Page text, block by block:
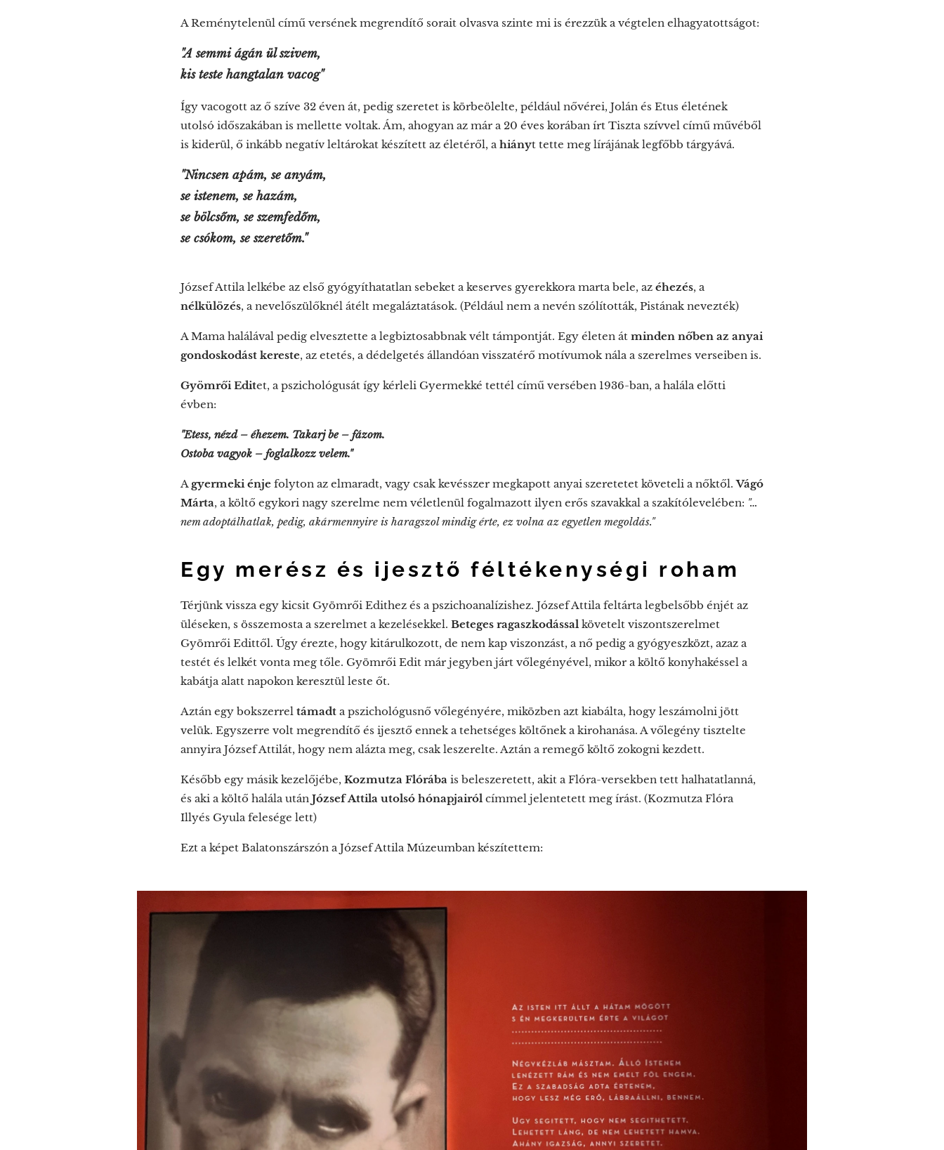
A Reménytelenül című versének megrendítő sorait olvasva szinte mi is érezzük a végtelen elhagyatottságot:
"A semmi ágán ül szivem,
kis teste hangtalan vacog"
Így vacogott az ő szíve 32 éven át, pedig szeretet is körbeölelte, például nővérei, Jolán és Etus életének
utolsó időszakában is mellette voltak. Ám, ahogyan az már a 20 éves korában írt Tiszta szívvel című művéből
is kiderül, ő inkább negatív leltárokat készített az életéről, a hiányt tette meg lírájának legfőbb tárgyává.
"Nincsen apám, se anyám,
se istenem, se hazám,
se bölcsőm, se szemfedőm,
se csókom, se szeretőm."
József Attila lelkébe az első gyógyíthatatlan sebeket a keserves gyerekkora marta bele, az éhezés, a
nélkülözés, a nevelőszülőknél átélt megaláztatások. (Például nem a nevén szólították, Pistának nevezték)
A Mama halálával pedig elvesztette a legbiztosabbnak vélt támpontját. Egy életen át minden nőben az anyai
gondoskodást kereste, az etetés, a dédelgetés állandóan visszatérő motívumok nála a szerelmes verseiben is.
Gyömrői Editet, a pszichológusát így kérleli Gyermekké tettél című versében 1936-ban, a halála előtti
évben:
"Etess, nézd – éhezem. Takarj be – fázom.
Ostoba vagyok – foglalkozz velem."
A gyermeki énje folyton az elmaradt, vagy csak kevésszer megkapott anyai szeretetet követeli a nőktől.Vágó
Márta, a költő egykori nagy szerelme nem véletlenül fogalmazott ilyen erős szavakkal a szakítólevelében: "…
nem adoptálhatlak, pedig, akármennyire is haragszol mindig érte, ez volna az egyetlen megoldás."
Egy merész és ijesztő féltékenységi roham
Térjünk vissza egy kicsit Gyömrői Edithez és a pszichoanalízishez. József Attila feltárta legbelsőbb énjét az
üléseken, s összemosta a szerelmet a kezelésekkel. Beteges ragaszkodással követelt viszontszerelmet
Gyömrői Edittől. Úgy érezte, hogy kitárulkozott, de nem kap viszonzást, a nő pedig a gyógyeszközt, azaz a
testét és lelkét vonta meg tőle. Gyömrői Edit már jegyben járt vőlegényével, mikor a költő konyhakéssel a
kabátja alatt napokon keresztül leste őt.
Aztán egy bokszerrel támadt a pszichológusnő vőlegényére, miközben azt kiabálta, hogy leszámolni jött
velük. Egyszerre volt megrendítő és ijesztő ennek a tehetséges költőnek a kirohanása. A vőlegény tisztelte
annyira József Attilát, hogy nem alázta meg, csak leszerelte. Aztán a remegő költő zokogni kezdett.
Később egy másik kezelőjébe, Kozmutza Flórába is beleszeretett, akit a Flóra-versekben tett halhatatlanná,
és aki a költő halála után József Attila utolsó hónapjairól címmel jelentetett meg írást. (Kozmutza Flóra
Illyés Gyula felesége lett)
Ezt a képet Balatonszárszón a József Attila Múzeumban készítettem: